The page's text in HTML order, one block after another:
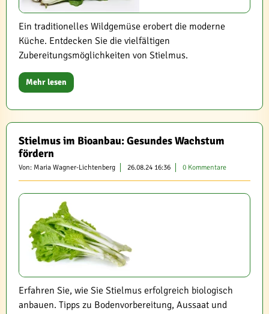
Ein traditionelles Wildgemüse erobert die moderne
Küche. Entdecken Sie die vielfältigen
Zubereitungsmöglichkeiten von Stielmus.
Mehr lesen
Stielmus im Bioanbau: Gesundes Wachstum
fördern
Von: Maria Wagner-Lichtenberg 26.08.24 16:36 0 Kommentare
Erfahren Sie, wie Sie Stielmus erfolgreich biologisch
anbauen. Tipps zu Bodenvorbereitung, Aussaat und